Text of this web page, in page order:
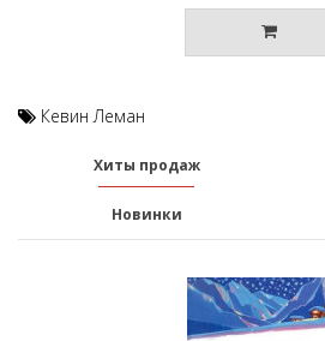
Кевин Леман
Хиты продаж
Новинки